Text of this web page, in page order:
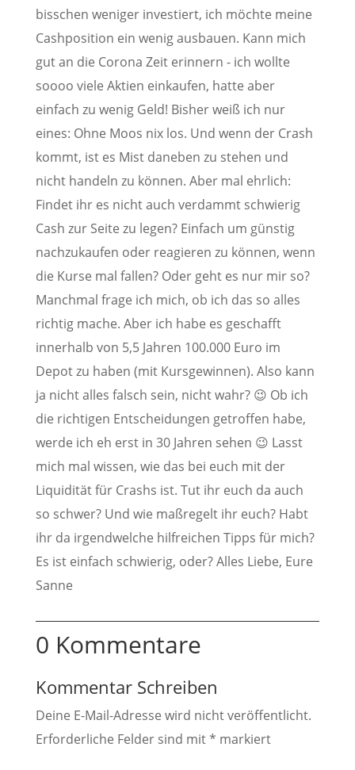
bisschen weniger investiert, ich möchte meine
Cashposition ein wenig ausbauen. Kann mich
gut an die Corona Zeit erinnern - ich wollte
soooo viele Aktien einkaufen, hatte aber
einfach zu wenig Geld! Bisher weiß ich nur
eines: Ohne Moos nix los. Und wenn der Crash
kommt, ist es Mist daneben zu stehen und
nicht handeln zu können. Aber mal ehrlich:
Findet ihr es nicht auch verdammt schwierig
Cash zur Seite zu legen? Einfach um günstig
nachzukaufen oder reagieren zu können, wenn
die Kurse mal fallen? Oder geht es nur mir so?
Manchmal frage ich mich, ob ich das so alles
richtig mache. Aber ich habe es geschafft
innerhalb von 5,5 Jahren 100.000 Euro im
Depot zu haben (mit Kursgewinnen). Also kann
ja nicht alles falsch sein, nicht wahr? 😉 Ob ich
die richtigen Entscheidungen getroffen habe,
werde ich eh erst in 30 Jahren sehen 😉 Lasst
mich mal wissen, wie das bei euch mit der
Liquidität für Crashs ist. Tut ihr euch da auch
so schwer? Und wie maßregelt ihr euch? Habt
ihr da irgendwelche hilfreichen Tipps für mich?
Es ist einfach schwierig, oder? Alles Liebe, Eure
Sanne
0 Kommentare
Kommentar Schreiben
Deine E-Mail-Adresse wird nicht veröffentlicht.
Erforderliche Felder sind mit* markiert